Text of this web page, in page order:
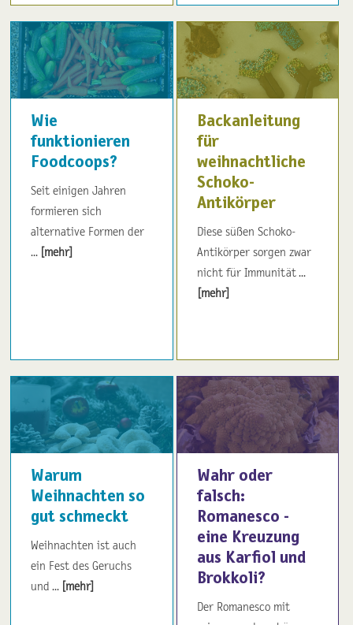
Wie
funktionieren
Foodcoops?
Seit einigen Jahren
formieren sich
alternative Formen der
... [mehr]
Backanleitung
für
weihnachtliche
Schoko-
Antikörper
Diese süßen Schoko-
Antikörper sorgen zwar
nicht für Immunität ...
[mehr]
Warum
Weihnachten so
gut schmeckt
Weihnachten ist auch
ein Fest des Geruchs
und ... [mehr]
Wahr oder
falsch:
Romanesco -
eine Kreuzung
aus Karfiol und
Brokkoli?
Der Romanesco mit